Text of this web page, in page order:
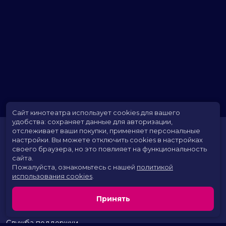
Расписание
Скоро в кино
Территория развлечений
Новости и акции
Служба поддержки
Сайт кинотеатра использует cookies для вашего
удобства: сохраняет данные для авторизации,
отслеживает ваши покупки, применяет персональные
настройки. Вы можете отключить cookies в настройках
своего браузера, но это повлияет на функциональность
сайта.
Пожалуйста, ознакомьтесь с нашей политикой
использования cookies
Принять